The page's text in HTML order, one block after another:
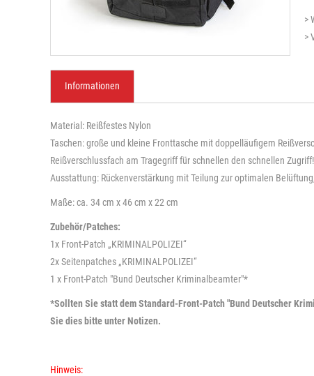
>
>
Informationen
Material: Reißfestes Nylon
Taschen: große und kleine Fronttasche mit doppelläufigem
Reißverschlussfach am Tragegriff für schnellen den schnellen Zugriff!
Ausstattung: Rückenverstärkung mit Teilung zur optimalen
Maße: ca. 34 cm x 46 cm x 22 cm
Zubehör/Patches:
1x Front-Patch „KRIMINALPOLIZEI“
2x Seitenpatches „KRIMINALPOLIZEI“
1 x Front-Patch "Bund Deutscher Kriminalbeamter"*
*Sollten Sie statt dem Standard-Front-Patch "Bund Deutscher
Sie dies bitte unter Notizen.
Hinweis: